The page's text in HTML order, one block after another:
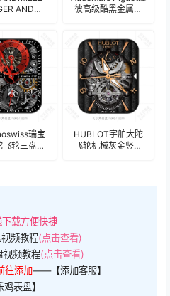
AND
盘.clock
彼高级酷黑金属质
瑞宝
飞轮三盘式
HUBLOT宇舶大陀
飞轮机械灰金竖栏
载方便快捷
频教程(点击查看)
视频教程(点击查看)
往添加——【添加客服】
表盘】